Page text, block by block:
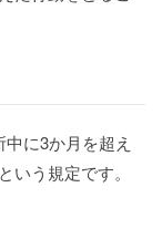
に3か月を超え
う規定です。